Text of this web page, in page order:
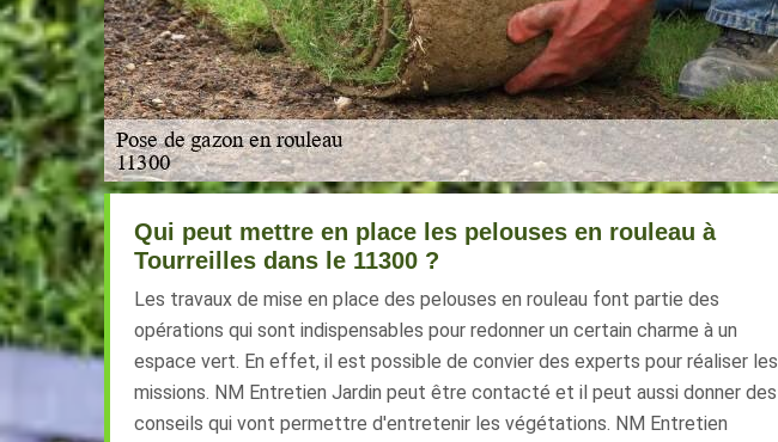
Qui peut mettre en place les pelouses en rouleau à
Tourreilles dans le 11300 ?
Les travaux de mise en place des pelouses en rouleau font partie des
opérations qui sont indispensables pour redonner un certain charme à un
espace vert. En effet, il est possible de convier des experts pour réaliser les
missions. NM Entretien Jardin peut être contacté et il peut aussi donner des
conseils qui vont permettre d'entretenir les végétations. NM Entretien